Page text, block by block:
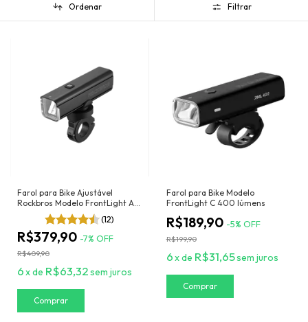
Ordenar Filtrar
Farol para Bike Ajustável
Rockbros Modelo FrontLight A
1000 Lúmens
(12)
R$379,90 -7% OFF
R$409,90
6xde R$63,32sem juros
Comprar
Farol para Bike Modelo
FrontLight C 400 lúmens
R$189,90 -5% OFF
R$199,90
6xde R$31,65sem juros
Comprar